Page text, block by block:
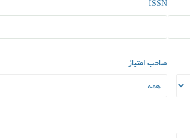
ISSN
صاحب امتیاز